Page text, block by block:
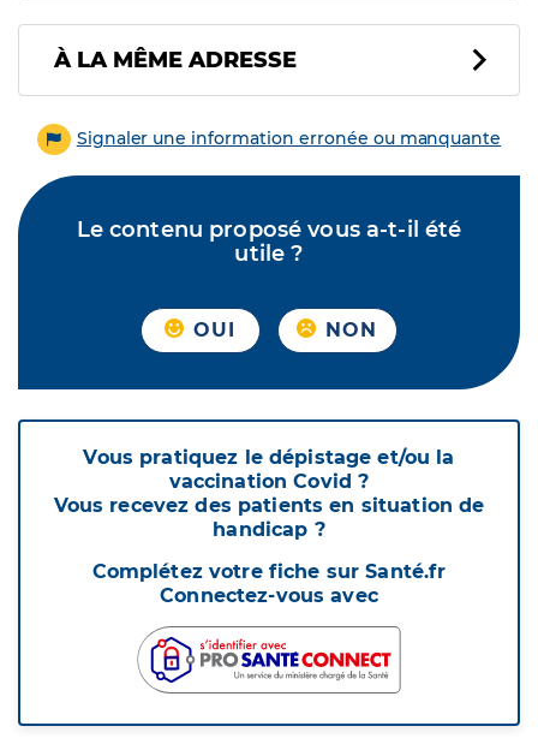
À LA MÊME ADRESSE
Signaler une information erronée ou manquante
Le contenu proposé vous a-t-il été
utile ?
OUI NON
Vous pratiquez le dépistage et/ou la
vaccination Covid ?
Vous recevez des patients en situation de
handicap ?
Complétez votre fiche sur Santé.fr
Connectez-vous avec